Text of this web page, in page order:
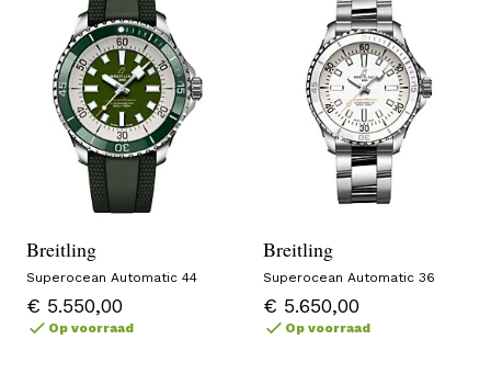
Breitling
Superocean Automatic 44
€ 5.550,00
Op voorraad
Breitling
Superocean Automatic 36
€ 5.650,00
Op voorraad